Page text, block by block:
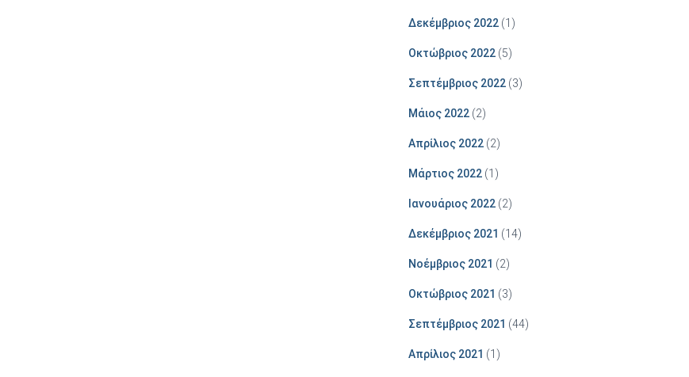
Δεκέμβριος 2022(1)
Οκτώβριος 2022(5)
Σεπτέμβριος 2022(3)
Μάιος 2022(2)
Απρίλιος 2022(2)
Μάρτιος 2022(1)
Ιανουάριος 2022(2)
Δεκέμβριος 2021 (14)
Νοέμβριος 2021 (2)
Οκτώβριος 2021 (3)
Σεπτέμβριος 2021 (44)
Απρίλιος 2021 (1)